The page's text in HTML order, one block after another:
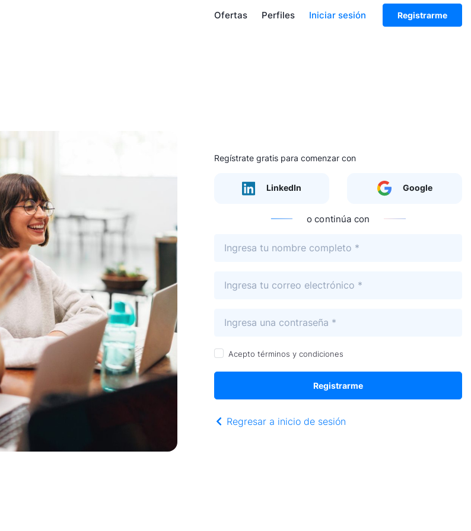
Ofertas Perfiles Iniciar sesión Registrarme
Regístrate gratis para comenzar con
LinkedIn Google
o continúa con
Acepto términos y condiciones
Registrarme
Regresar a inicio de sesión